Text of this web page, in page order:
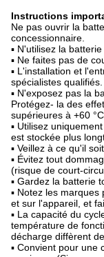
Instructions
Ne pas ouvrir la
concessionnaire.
▪ N'utilisez la
▪ Ne faites pas de
▪ L'installation et
spécialistes qualifiés.
▪ N'exposez pas la
Protégez- la des
supérieures à +60
▪ Utilisez
est stockée plus
▪ Veillez à ce qu'il
▪ Évitez tout
(risque de court-
▪ Gardez la batterie
▪ Notez les
et sur l'appareil, et
▪ La capacité du
température de
décharge diffèrent
▪ Convient pour une